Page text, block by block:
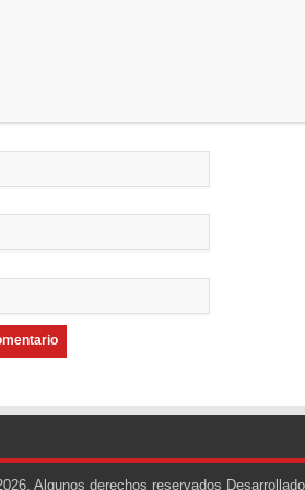
Algunos derechos reservados